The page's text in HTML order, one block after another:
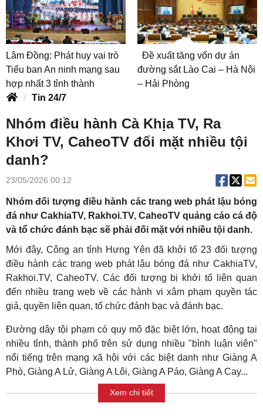
Lâm Đồng: Phát huy vai trò
Tiểu ban An ninh mạng sau
hợp nhất 3 tỉnh thành
Đề xuất tăng vốn dự án
đường sắt Lào Cai – Hà Nội
– Hải Phòng
Tin 24/7
Nhóm điều hành Cà Khịa TV, Ra
Khơi TV, CaheoTV đối mặt nhiều tội
danh?
23/05/2026 00:12
Nhóm đối tượng điều hành các trang web phát lậu bóng
đá như CakhiaTV, Rakhoi.TV, CaheoTV quảng cáo cá độ
và tổ chức đánh bạc sẽ phải đối mặt với nhiều tội danh.
Mới đây, Công an tỉnh Hưng Yên đã khởi tố 23 đối tượng
điều hành các trang web phát lậu bóng đá như CakhiaTV,
Rakhoi.TV, CaheoTV. Các đối tượng bị khởi tố liên quan
đến nhiều trang web về các hành vi xâm phạm quyền tác
giả, quyền liên quan, tổ chức đánh bạc và đánh bạc.
Đường dây tội phạm có quy mô đặc biệt lớn, hoạt động tại
nhiều tỉnh, thành phố trên sử dụng nhiều "bình luận viên"
nổi tiếng trên mạng xã hội với các biệt danh như Giàng A
Phò, Giàng A Lử, Giàng A Lôi, Giàng A Páo, Giàng A Cay...
Xem chi tiết